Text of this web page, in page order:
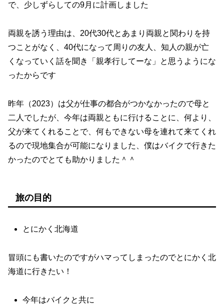
で、少しずらしての9月に計画しました
両親を誘う理由は、20代30代とあまり両親と関わりを持
つことがなく、40代になって周りの友人、知人の親が亡
くなっていく話を聞き「親孝行してーな」と思うようにな
ったからです
昨年（2023）は父が仕事の都合がつかなかったので母と
二人でしたが、今年は両親ともに行けることに、何より、
父が来てくれることで、何もできない母を連れて来てくれ
るので現地集合が可能になりました、僕はバイクで行きた
かったのでとても助かりました＾＾
旅の目的
とにかく北海道
冒頭にも書いたのですがハマってしまったのでとにかく北
海道に行きたい！
今年はバイクと共に